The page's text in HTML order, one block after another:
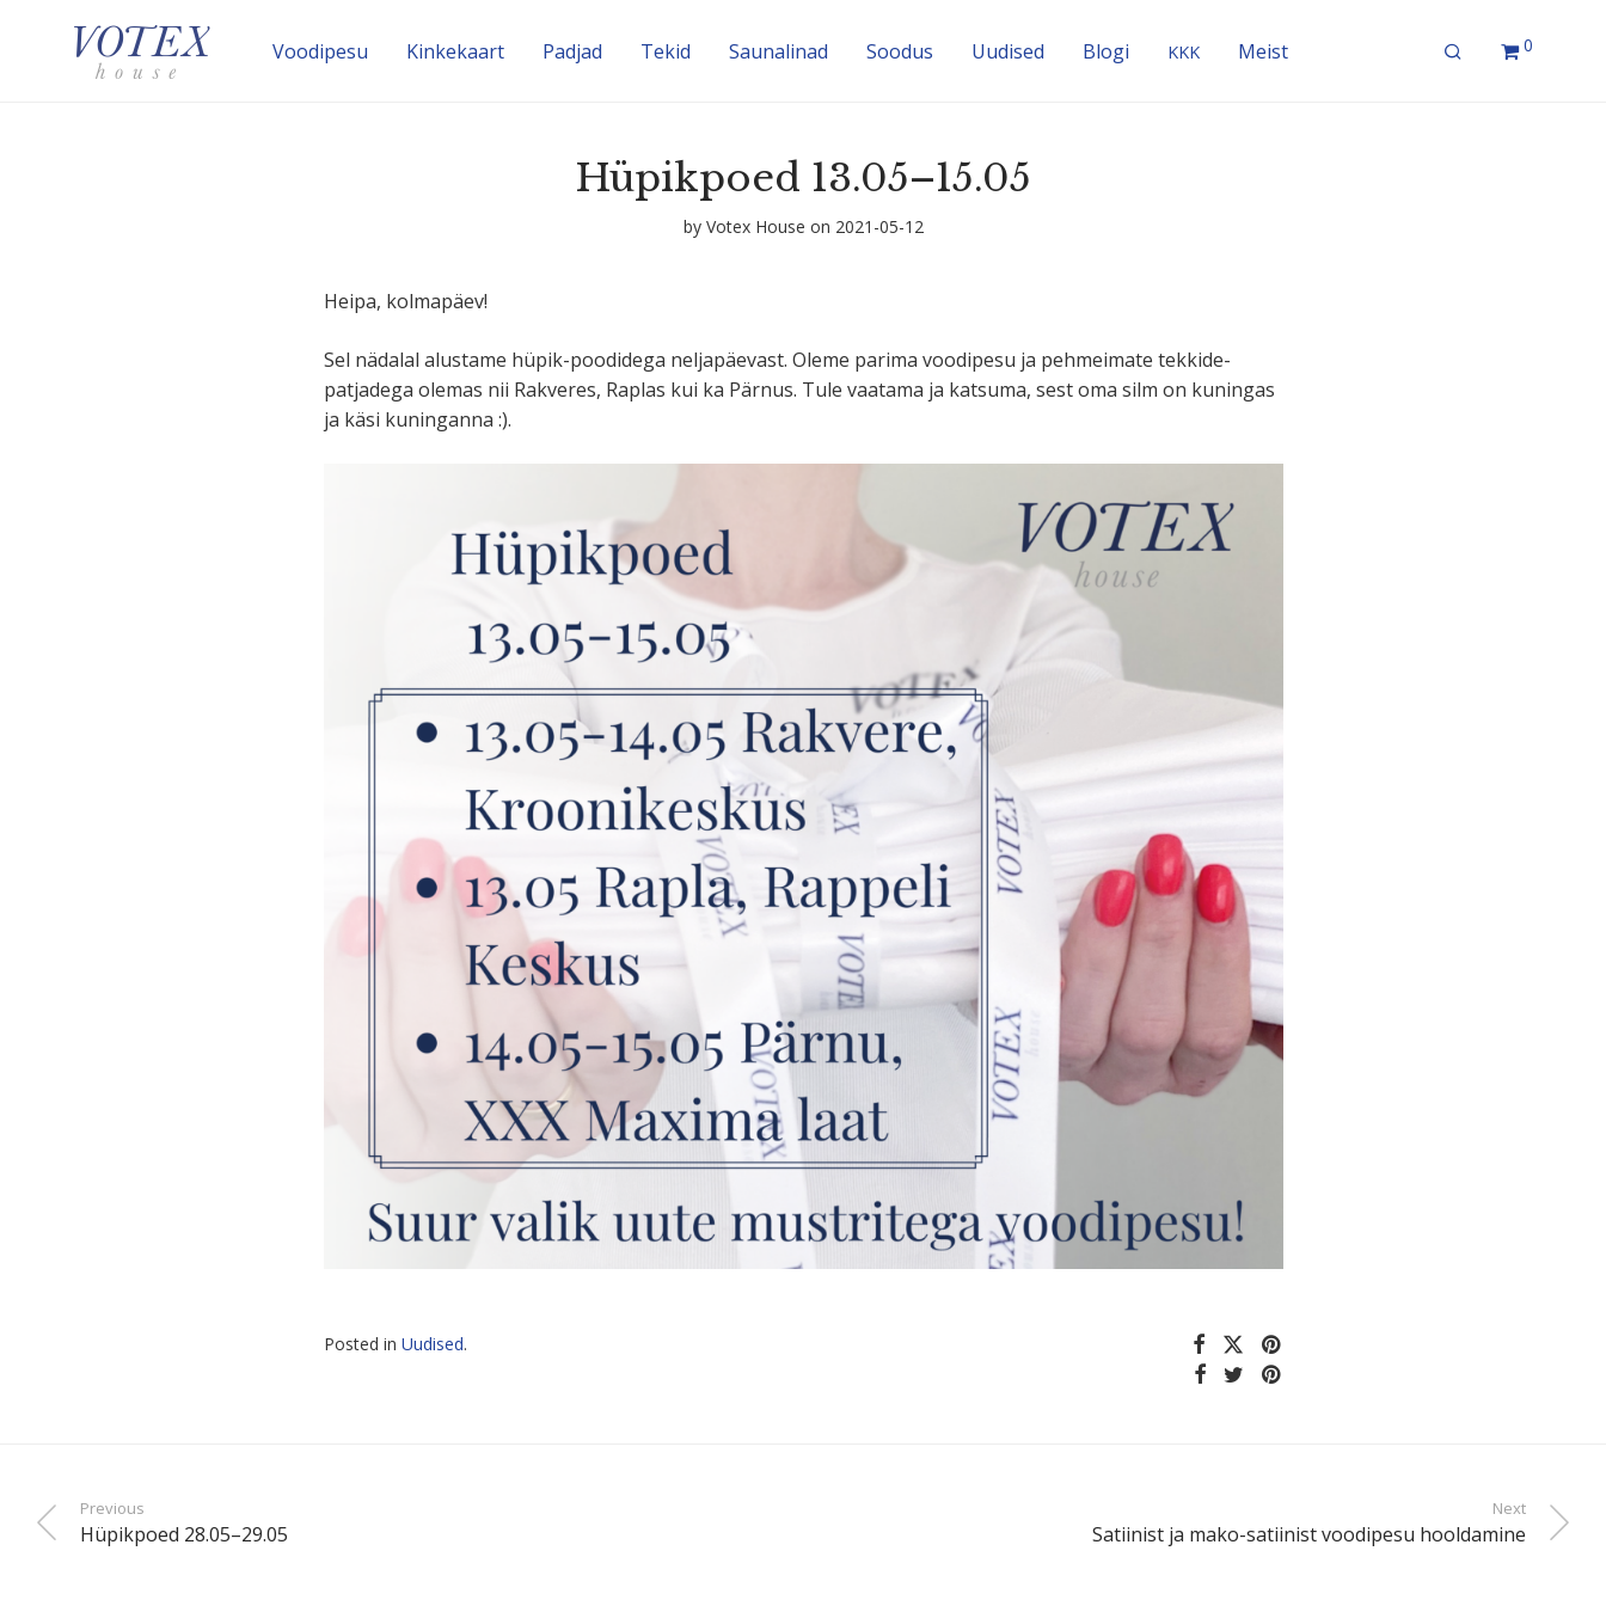
Voodipesu Kinke­kaart Padjad Tekid Sauna­linad Soodus Uudised Blogi KKK Meist 0
Hüpikpoed 13.05–15.05
by Votex House on 2021-05-12
Heipa, kolmapäev!
Sel nädalal alustame hüpik-poodidega nelja­päevast. Oleme parima voodipesu ja pehmeimate tekkide-
patjadega olemas nii Rakveres, Raplas kui ka Pärnus. Tule vaatama ja katsuma, sest oma silm on kuningas
ja käsi kuninganna :).
Posted in Uudised.
Previous
Hüpikpoed 28.05–29.05
Next
Satiinist ja mako-satiinist voodipesu hooldamine